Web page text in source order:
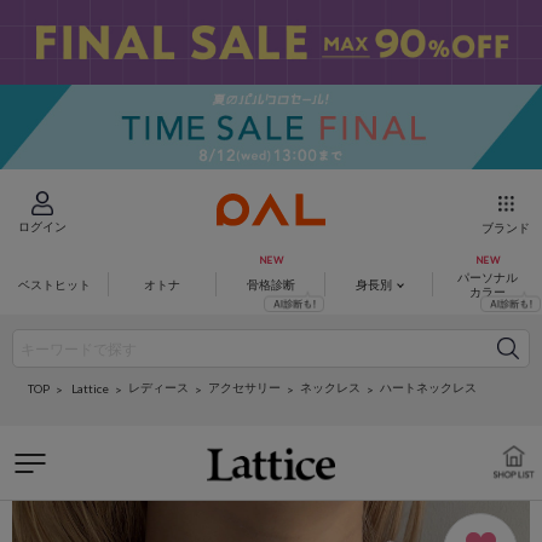
ログイン ブランド
ベストヒット オトナ 骨格診断 身長別
パーソナル
カラー
TOP Lattice レディース アクセサリー ネックレス ハートネックレス